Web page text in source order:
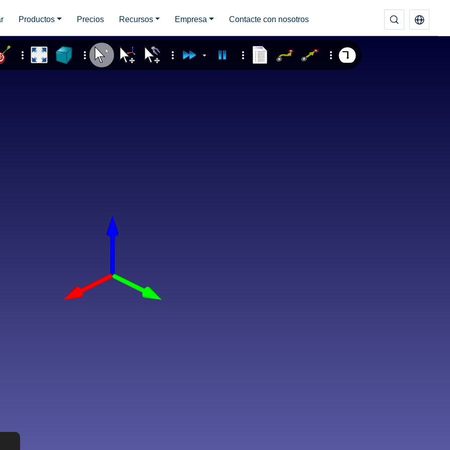
Productos Precios Recursos Empresa Contacte con nosotros